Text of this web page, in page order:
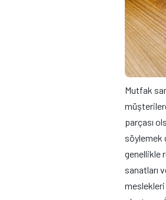
Mutfak
parçası
söylemek
genellikle
sanatları
meslekleri